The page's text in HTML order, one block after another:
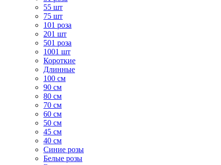
55 шт
75 шт
101 роза
201 шт
501 роза
1001 шт
Короткие
Длинные
100 см
90 см
80 см
70 см
60 см
50 см
45 см
40 см
Cиние розы
Белые розы